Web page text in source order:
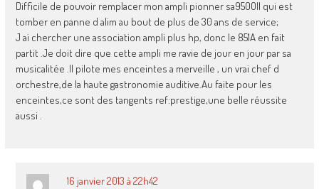
Difficile de pouvoir remplacer mon ampli pionner sa9500II qui est
tomber en panne d alim au bout de plus de 30 ans de service;
J ai chercher une association ampli plus hp, donc le 851A en fait
partit .Je doit dire que cette ampli me ravie de jour en jour par sa
musicalitée .Il pilote mes enceintes a merveille , un vrai chef d
orchestre,de la haute gastronomie auditive.Au faite pour les
enceintes,ce sont des tangents ref:prestige,une belle réussite
aussi .
16 janvier 2013 à 22h42